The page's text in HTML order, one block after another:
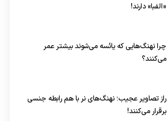
«الفبا» دارند!
چرا نهنگ‌هایی که یائسه می‌شوند بیشتر عمر
می‌کنند؟
راز تصاویر عجیب؛ نهنگ‌های نر با هم رابطه جنسی
برقرار می‌کنند!